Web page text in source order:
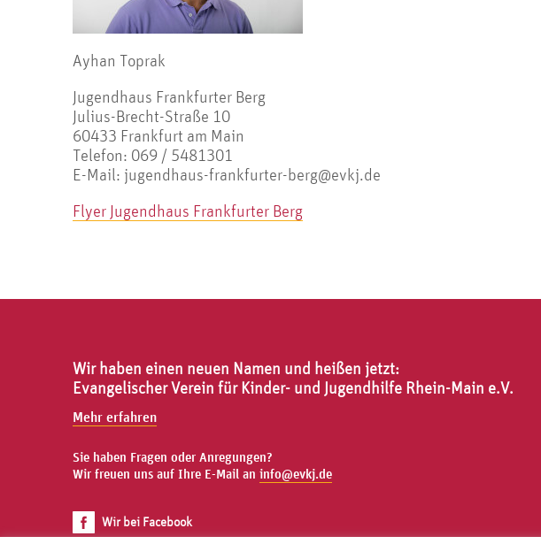
Ayhan Toprak
Jugendhaus Frankfurter Berg
Julius-Brecht-Straße 10
60433 Frankfurt am Main
Telefon: 069 / 5481301
E-Mail: jugendhaus-frankfurter-berg@evkj.de
Flyer Jugendhaus Frankfurter Berg
Wir haben einen neuen Namen und heißen jetzt:
Evangelischer Verein für Kinder- und Jugendhilfe Rhein-Main e.V.
Mehr erfahren
Sie haben Fragen oder Anregungen?
Wir freuen uns auf Ihre E-Mail an info@evkj.de
Wir bei Facebook